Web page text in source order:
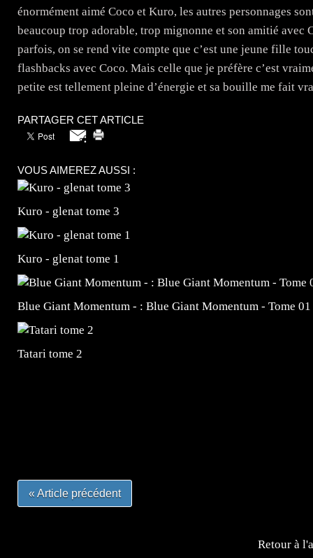
énormément aimé Coco et Kuro, les autres personnages
beaucoup trop adorable, trop mignonne et son amitié avec
parfois, on se rend vite compte que c’est une jeune fille
flashbacks avec Coco. Mais celle que je préfère c’est
petite est tellement pleine d’énergie et sa bouille me fait
PARTAGER CET ARTICLE
VOUS AIMEREZ AUSSI :
Kuro - glenat tome 3
Kuro - glenat tome 1
Blue Giant Momentum - : Blue Giant Momentum - Tome 01
Tatari tome 2
« Article précédent
Retour à